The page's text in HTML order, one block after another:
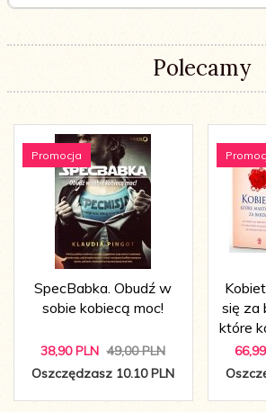
Polecamy
Promocja
SpecBabka. Obudź w
sobie kobiecą moc!
38,90 PLN 49,00 PLN
Oszczędzasz 10.10 PLN
się za
które
66,99